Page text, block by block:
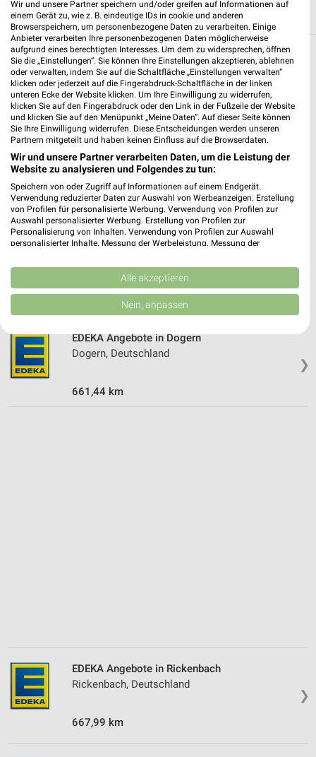
Weitere EDEKA Geschäfte mit Angeboten in
und um Görwihl
5 Geschäfte und Orte
EDEKA Angebote in Herrischried
Herrischried, Deutschland
662,82 km
❯
EDEKA Angebote in Albbruck
664,44 km
❯
EDEKA Angebote in Dogern
Dogern, Deutschland
661,44 km
❯
EDEKA Angebote in Rickenbach
Rickenbach, Deutschland
667,99 km
Wir und unsere Partner speichern und/oder greifen auf Informationen auf
einem Gerät zu, wie z. B. eindeutige IDs in cookie und anderen
Browserspeichern, um personenbezogene Daten zu verarbeiten. Einige
Anbieter verarbeiten Ihre personenbezogenen Daten möglicherweise
aufgrund eines berechtigten Interesses. Um dem zu widersprechen, öffnen
Sie die „Einstellungen“. Sie können Ihre Einstellungen akzeptieren, ablehnen
oder verwalten, indem Sie auf die Schaltfläche „Einstellungen verwalten“
klicken oder jederzeit auf die Fingerabdruck-Schaltfläche in der linken
unteren Ecke der Website klicken. Um Ihre Einwilligung zu widerrufen,
klicken Sie auf den Fingerabdruck oder den Link in der Fußzeile der Website
und klicken Sie auf den Menüpunkt „Meine Daten“. Auf dieser Seite können
Sie Ihre Einwilligung widerrufen. Diese Entscheidungen werden unseren
Partnern mitgeteilt und haben keinen Einfluss auf die Browserdaten.
Wir und unsere Partner verarbeiten Daten, um die Leistung der
Website zu analysieren und Folgendes zu tun:
Speichern von oder Zugriff auf Informationen auf einem Endgerät.
Verwendung reduzierter Daten zur Auswahl von Werbeanzeigen. Erstellung
von Profilen für personalisierte Werbung. Verwendung von Profilen zur
Auswahl personalisierter Werbung. Erstellung von Profilen zur
Personalisierung von Inhalten. Verwendung von Profilen zur Auswahl
personalisierter Inhalte. Messung der Werbeleistung. Messung der
Kombinationen von Daten aus verschiedenen Quellen. Entwicklung und
Verbesserung der Angebote. Verwendung reduzierter Daten zur Auswahl
von Inhalten.
Daten können außerhalb der Europäischen Union weitergegeben und in die
Website/App.
Partnerliste anzeigen (1 IAB-Anbieter)
Wir nutzen Ihre Daten für folgende Zwecke:
IAB-Verarbeitungszwecke:
Messung der Performance von Inhalten
Analyse von Zielgruppen durch Statistiken oder
Kombinationen von Daten aus verschiedenen
Alle akzeptieren
Nein, anpassen